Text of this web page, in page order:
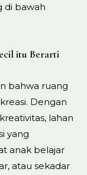
di bawah
itu Berarti
bahwa ruang
Dengan
lahan
yang
anak belajar
atau sekadar